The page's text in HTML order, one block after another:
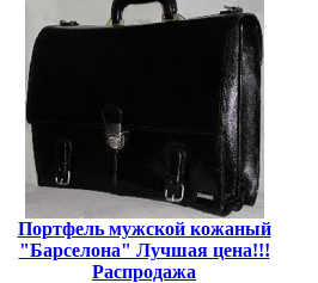
Портфель мужской кожаный
"Барселона" Лучшая цена!!!
Распродажа